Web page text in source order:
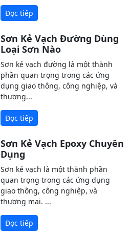
Đọc tiếp
Sơn Kẻ Vạch Đường Dùng
Loại Sơn Nào
Sơn kẻ vạch đường là một thành
phần quan trọng trong các ứng
dụng giao thông, công nghiệp, và
thương...
Đọc tiếp
Sơn Kẻ Vạch Epoxy Chuyên
Dụng
Sơn kẻ vạch là một thành phần
quan trọng trong các ứng dụng
giao thông, công nghiệp, và
thương mại. ...
Đọc tiếp